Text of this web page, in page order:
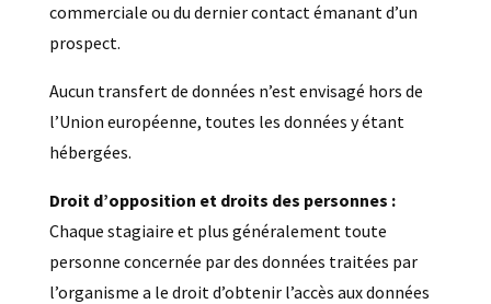
commerciale ou du dernier contact émanant d’un
prospect.
Aucun transfert de données n’est envisagé hors de
l’Union européenne, toutes les données y étant
hébergées.
Droit d’opposition et droits des personnes :
Chaque stagiaire et plus généralement toute
personne concernée par des données traitées par
l’organisme a le droit d’obtenir l’accès aux données